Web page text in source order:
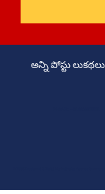
అన్ని పోస్టు లుకథలు